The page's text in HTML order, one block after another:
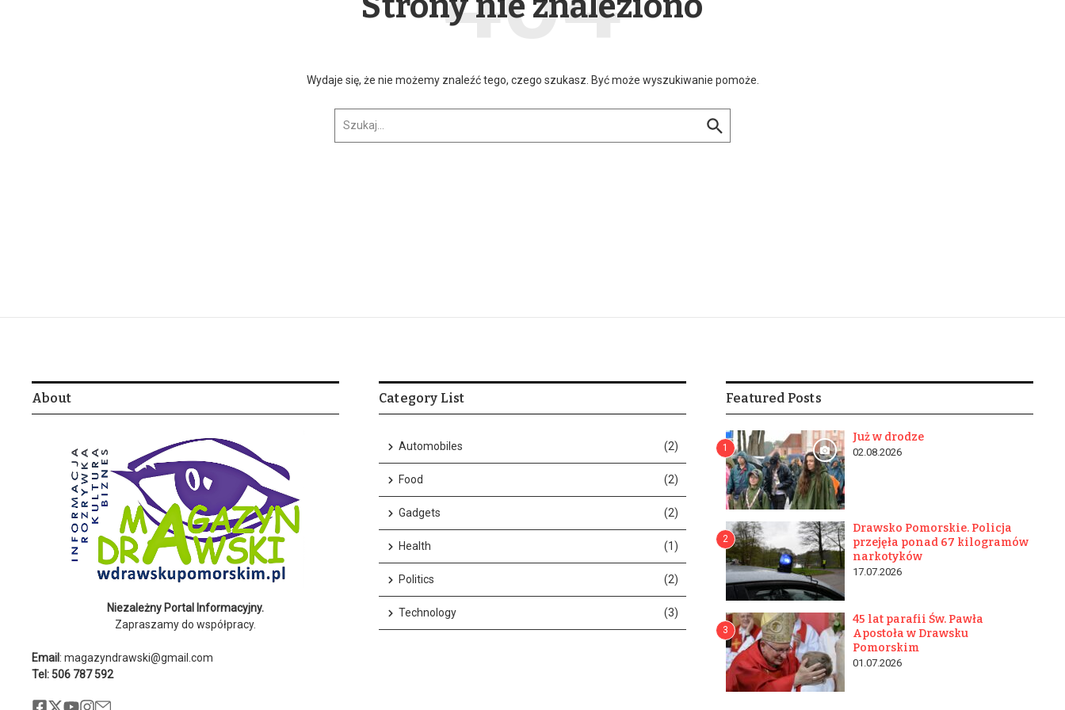
Wydaje się, że nie możemy znaleźć tego, czego szukasz. Być może wyszukiwanie pomoże.
About
Niezależny Portal Informacyjny.
Zapraszamy do współpracy.
Email : magazyndrawski@gmail.com
Tel: 506 787 592
Category List
Automobiles (2)
Food (2)
Gadgets (2)
Health (1)
Politics (2)
Technology (3)
Featured Posts
1
Już w drodze
02.08.2026
2
Drawsko Pomorskie. Policja
przejęła ponad 67 kilogramów
narkotyków
17.07.2026
3
45 lat parafii Św. Pawła
Apostoła w Drawsku
Pomorskim
01.07.2026